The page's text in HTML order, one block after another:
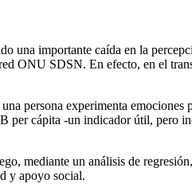
una importante caída en la
SDSN. En efecto, en el
persona experimenta
cápita -un indicador útil, pero
mediante un análisis de
y apoyo social.